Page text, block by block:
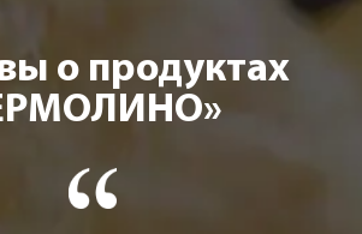
о продуктах